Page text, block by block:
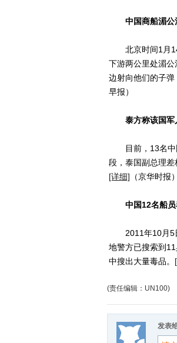
中国商船湄公
北京时间1月14
下游两公里处湄
边射向他们的子弹
早报）
泰方称该国军
目前，13名中国
段，泰国副总理差
[详细] （京华时报）
中国12名船员
2011年10月5日
地警方已搜索到
中搜出大量毒品。
(责任编辑：UN100)
发表